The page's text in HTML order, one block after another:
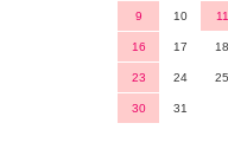
9 10 11
16 17 18
23 24 25
30 31